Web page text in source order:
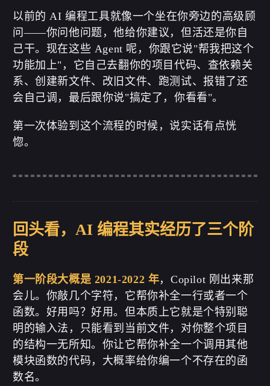
以前的 AI 编程工具就像一个坐在你旁边的高级顾
问——你问他问题，他给你建议，但活还是你自
己干。现在这些 Agent 呢，你跟它说"帮我把这个
功能加上"，它自己去翻你的项目代码、查依赖关
系、创建新文件、改旧文件、跑测试、报错了还
会自己调，最后跟你说"搞定了，你看看"。
第一次体验到这个流程的时候，说实话有点恍
惚。
回头看，AI 编程其实经历了三个阶
段
第一阶段大概是 2021-2022 年，Copilot 刚出来那
会儿。你敲几个字符，它帮你补全一行或者一个
函数。好用吗？好用。但本质上它就是个特别聪
明的输入法，只能看到当前文件，对你整个项目
的结构一无所知。你让它帮你补全一个调用其他
模块函数的代码，大概率给你编一个不存在的函
数名。